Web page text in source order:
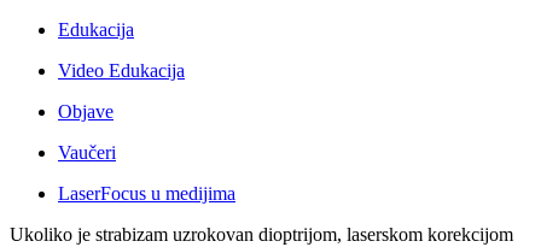
Edukacija
Video Edukacija
Objave
Vaučeri
LaserFocus u medijima
Ukoliko je strabizam uzrokovan dioptrijom, laserskom korekcijom